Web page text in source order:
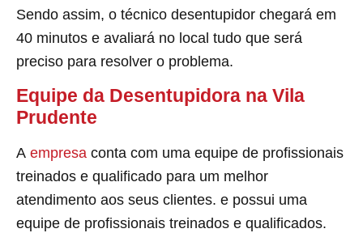
Sendo assim, o técnico desentupidor chegará em
40 minutos e avaliará no local tudo que será
preciso para resolver o problema.
Equipe da Desentupidora na Vila
Prudente
A empresa conta com uma equipe de profissionais
treinados e qualificado para um melhor
atendimento aos seus clientes. e possui uma
equipe de profissionais treinados e qualificados.